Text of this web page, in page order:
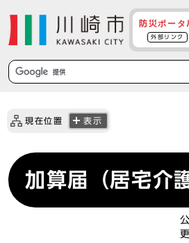
防災ポータ
外部リンク
現在位置 表示
加算届（居宅介